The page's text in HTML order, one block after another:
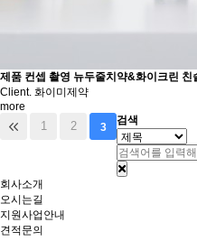
제품 컨셉 촬영 뉴두줄치약&화이크린 친
Client. 화이미제약
more
1 2 3
검색
회사소개
오시는길
지원사업안내
견적문의